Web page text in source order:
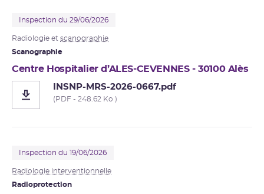
Inspection du 29/06/2026
Radiologie et scanographie
Scanographie
Centre Hospitalier d’ALES-CEVENNES - 30100 Alès
INSNP-MRS-2026-0667.pdf
(PDF - 248.62 Ko )
Inspection du 19/06/2026
Radiologie interventionnelle
Radioprotection